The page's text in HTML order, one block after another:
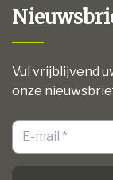
Vul vrijblijvend
onze